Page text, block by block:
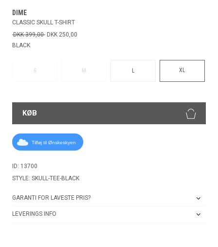
DIME
CLASSIC SKULL T-SHIRT
DKK 399,00 DKK 250,00
BLACK
S M L XL
KØB
Tilføj til Ønskeskyen
ID: 13700
STYLE: SKULL-TEE-BLACK
GARANTI FOR LAVESTE PRIS?
LEVERINGS INFO